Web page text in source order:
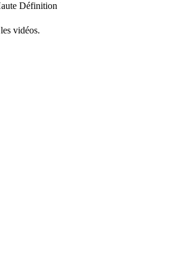
Définition
vidéos.